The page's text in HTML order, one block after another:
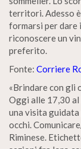
territori. Adesso
formarsi per dare
riconoscere un
preferito.
Fonte: Corriere
«Brindare con gli
Oggi alle 17,30 al
una visita
occhi.
Riminese.